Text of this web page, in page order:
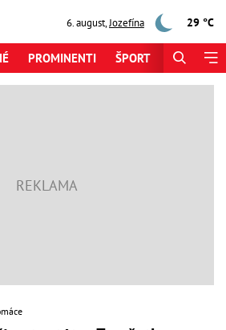
6. august,Jozefína 29 °C
PROMINENTI ŠPORT